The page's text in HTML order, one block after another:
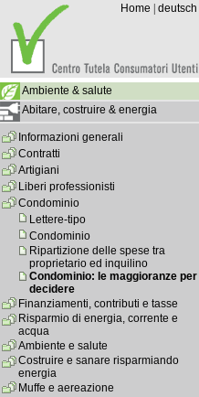
Home deutsch
Ambiente & salute
Abitare, costruire & energia
Informazioni generali
Contratti
Artigiani
Liberi professionisti
Condominio
Lettere-tipo
Condominio
Ripartizione delle spese tra
proprietario ed inquilino
Condominio: le maggioranze per
decidere
Finanziamenti, contributi e tasse
Risparmio di energia, corrente e
acqua
Ambiente e salute
Costruire e sanare risparmiando
energia
Muffe e aereazione